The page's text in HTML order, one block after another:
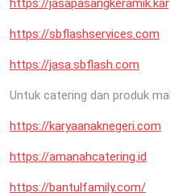
https://
https://sbflashservices.com
https://jasa.sbflash.com
Untuk catering dan produk
https://karyaanaknegeri.com
https://amanahcatering.id
https://bantulfamily.com/